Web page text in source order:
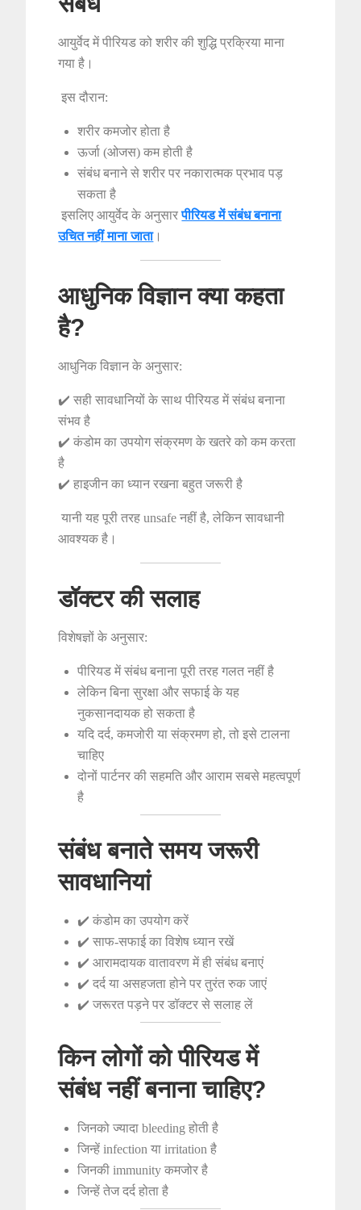
आयुर्वेद में पीरियड को शरीर की शुद्धि प्रक्रिया माना
गया है।
इस दौरान:
शरीर कमजोर होता है
ऊर्जा (ओजस) कम होती है
संबंध बनाने से शरीर पर नकारात्मक प्रभाव पड़
सकता है
इसलिए आयुर्वेद के अनुसारपीरियड में संबंध बनाना
उचित नहीं माना जाता।
आधुनिक विज्ञान क्या कहता
है?
आधुनिक विज्ञान के अनुसार:
✔️ सही सावधानियों के साथ पीरियड में संबंध बनाना
संभव है
✔️ कंडोम का उपयोग संक्रमण के खतरे को कम करता
है
✔️ हाइजीन का ध्यान रखना बहुत जरूरी है
यानी यह पूरी तरह unsafe नहीं है, लेकिन सावधानी
आवश्यक है।
डॉक्टर की सलाह
विशेषज्ञों के अनुसार:
पीरियड में संबंध बनाना पूरी तरह गलत नहीं है
लेकिन बिना सुरक्षा और सफाई के यह
नुकसानदायक हो सकता है
यदि दर्द, कमजोरी या संक्रमण हो, तो इसे टालना
चाहिए
दोनों पार्टनर की सहमति और आराम सबसे महत्वपूर्ण
है
संबंध बनाते समय जरूरी
सावधानियां
✔️ कंडोम का उपयोग करें
✔️ साफ-सफाई का विशेष ध्यान रखें
✔️ आरामदायक वातावरण में ही संबंध बनाएं
✔️ दर्द या असहजता होने पर तुरंत रुक जाएं
✔️ जरूरत पड़ने पर डॉक्टर से सलाह लें
किन लोगों को पीरियड में
संबंध नहीं बनाना चाहिए?
जिनको ज्यादा bleeding होती है
जिन्हें infection या irritation है
जिनकी immunity कमजोर है
जिन्हें तेज दर्द होता है